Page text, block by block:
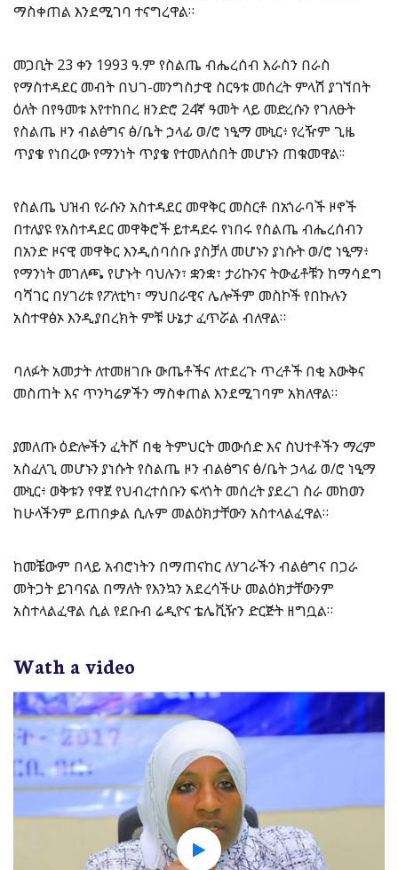
ማስቀጠል እንደሚገባ ተናግረዋል።
መጋቢት 23 ቀን 1993 ዓ.ም የስልጤ ብሔረሰብ እራስን በራስ
የማስተዳደር መብት በህገ-መንግስታዊ ስርዓቱ መሰረት ምላሽ ያገኘበት
ዕለት በየዓመቱ እየተከበረ ዘንድሮ 24ኛ ዓመት ላይ መድረሱን የገለፁት
የስልጤ ዞን ብልፅግና ፅ/ቤት ኃላፊ ወ/ሮ ነዒማ ሙኒር፥ የረዥም ጊዜ
ጥያቄ የነበረው የማንነት ጥያቄ የተመለሰበት መሆኑን ጠቁመዋል፡፡
የስልጤ ህዝብ የራሱን አስተዳደር መዋቅር መስርቶ በአጎራባች ዞኖች
በተለያዩ የአስተዳደር መዋቅሮች ይተዳደሩ የነበሩ የስልጤ ብሔረሰብን
በአንድ ዞናዊ መዋቅር እንዲሰባሰቡ ያስቻለ መሆኑን ያነሱት ወ/ሮ ነዒማ፥
የማንነት መገለጫ የሆኑት ባህሉን፣ ቋንቋ፣ ታሪኩንና ትውፊቶቹን ከማሳደግ
ባሻገር በሃገሪቱ የፖለቲካ፣ ማህበራዊና ሌሎችም መስኮች የበኩሉን
አስተዋፅኦ እንዲያበረክት ምቹ ሁኔታ ፈጥሯል ብለዋል።
ባለፉት አመታት ለተመዘገቡ ውጤቶችና ለተደረጉ ጥረቶች በቂ እውቅና
መስጠት እና ጥንካሬዎችን ማስቀጠል እንደሚገባም አክለዋል።
ያመለጡ ዕድሎችን ፈትሾ በቂ ትምህርት መውሰድ እና ስህተቶችን ማረም
አስፈላጊ መሆኑን ያነሱት የስልጤ ዞን ብልፅግና ፅ/ቤት ኃላፊ ወ/ሮ ነዒማ
ሙኒር፥ ወቅቱን የዋጀ የህብረተሰቡን ፍላጎት መሰረት ያደረገ ስራ መከወን
ከሁላችንም ይጠበቃል ሲሉም መልዕክታቸውን አስተላልፈዋል።
ከመቼውም በላይ አብሮነትን በማጠናከር ለሃገራችን ብልፅግና በጋራ
መትጋት ይገባናል በማለት የእንኳን አደረሳችሁ መልዕክታቸውንም
አስተላልፈዋል ሲል የደቡብ ሬዲዮና ቴሌቪዥን ድርጅት ዘግቧል።
Wath a video